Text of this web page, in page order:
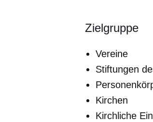
Zielgruppe
Vereine
Stiftungen
Kirchen
Kirchliche